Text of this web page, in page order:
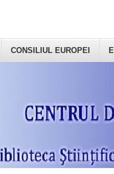
CONSILIUL EUROPEI